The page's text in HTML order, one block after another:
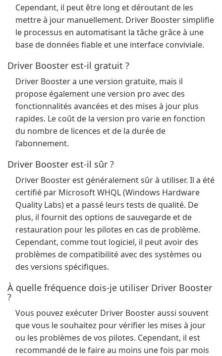
Cependant, il peut être long et déroutant de les
mettre à jour manuellement. Driver Booster simplifie
le processus en automatisant la tâche grâce à une
base de données fiable et une interface conviviale.
Driver Booster est-il gratuit ?
Driver Booster a une version gratuite, mais il
propose également une version pro avec des
fonctionnalités avancées et des mises à jour plus
rapides. Le coût de la version pro varie en fonction
du nombre de licences et de la durée de
l’abonnement.
Driver Booster est-il sûr ?
Driver Booster est généralement sûr à utiliser. Il a été
certifié par Microsoft WHQL (Windows Hardware
Quality Labs) et a passé leurs tests de qualité. De
plus, il fournit des options de sauvegarde et de
restauration pour les pilotes en cas de problème.
Cependant, comme tout logiciel, il peut avoir des
problèmes de compatibilité avec des systèmes ou
des versions spécifiques.
À quelle fréquence dois-je utiliser Driver Booster
?
Vous pouvez exécuter Driver Booster aussi souvent
que vous le souhaitez pour vérifier les mises à jour
ou les problèmes de vos pilotes. Cependant, il est
recommandé de le faire au moins une fois par mois